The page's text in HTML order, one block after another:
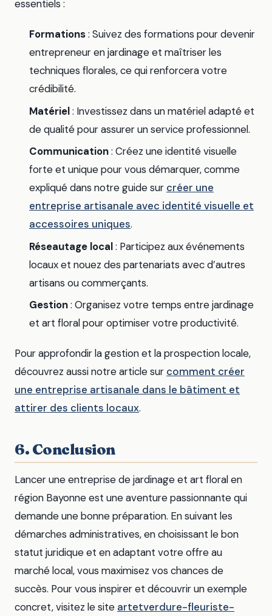
essentiels :
Formations: Suivez des formations pour devenir
entrepreneur en jardinage et maîtriser les
techniques florales, ce qui renforcera votre
crédibilité.
Matériel: Investissez dans un matériel adapté et
de qualité pour assurer un service professionnel.
Communication: Créez une identité visuelle
forte et unique pour vous démarquer, comme
expliqué dans notre guide sur créer une
entreprise artisanale avec identité visuelle et
accessoires uniques.
Réseautage local: Participez aux événements
locaux et nouez des partenariats avec d’autres
artisans ou commerçants.
Gestion: Organisez votre temps entre jardinage
et art floral pour optimiser votre productivité.
Pour approfondir la gestion et la prospection locale,
découvrez aussi notre article sur comment créer
une entreprise artisanale dans le bâtiment et
attirer des clients locaux.
6. Conclusion
Lancer une entreprise de jardinage et art floral en
région Bayonne est une aventure passionnante qui
demande une bonne préparation. En suivant les
démarches administratives, en choisissant le bon
statut juridique et en adaptant votre offre au
marché local, vous maximisez vos chances de
succès. Pour vous inspirer et découvrir un exemple
concret, visitez le site artetverdure-fleuriste-